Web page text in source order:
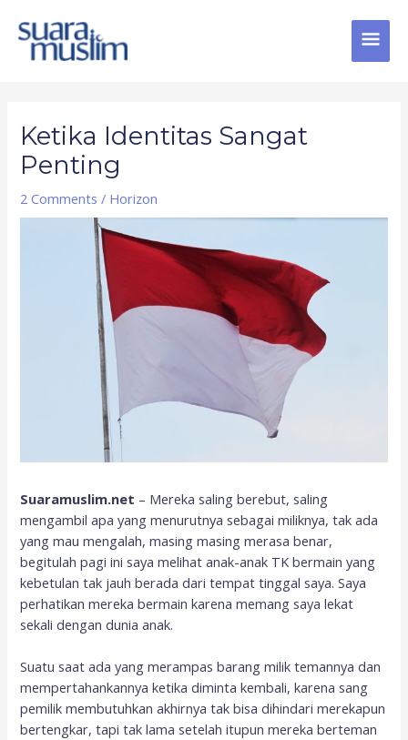
content
Ketika Identitas Sangat
Penting
2 Comments / Horizon
Suaramuslim.net – Mereka saling berebut, saling
mengambil apa yang menurutnya sebagai miliknya, tak ada
yang mau mengalah, masing masing merasa benar,
begitulah pagi ini saya melihat anak-anak TK bermain yang
kebetulan tak jauh berada dari tempat tinggal saya. Saya
perhatikan mereka bermain karena memang saya lekat
sekali dengan dunia anak.
Suatu saat ada yang merampas barang milik temannya dan
mempertahankannya ketika diminta kembali, karena sang
pemilik membutuhkan akhirnya tak bisa dihindari merekapun
bertengkar, tapi tak lama setelah itupun mereka berteman